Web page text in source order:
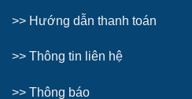
>> Hướng dẫn thanh toán
>> Thông tin liên hệ
>> Thông báo